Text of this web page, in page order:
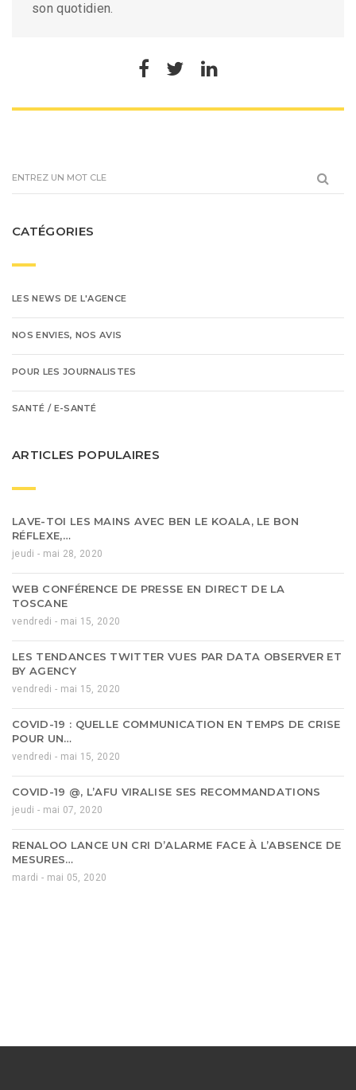
son quotidien.
CATÉGORIES
LES NEWS DE L'AGENCE
NOS ENVIES, NOS AVIS
POUR LES JOURNALISTES
SANTÉ / E-SANTÉ
ARTICLES POPULAIRES
LAVE-TOI LES MAINS AVEC BEN LE KOALA, LE BON
RÉFLEXE,…
jeudi - mai 28, 2020
WEB CONFÉRENCE DE PRESSE EN DIRECT DE LA
TOSCANE
vendredi - mai 15, 2020
LES TENDANCES TWITTER VUES PAR DATA OBSERVER ET
BY AGENCY
vendredi - mai 15, 2020
COVID-19 : QUELLE COMMUNICATION EN TEMPS DE CRISE
POUR UN…
vendredi - mai 15, 2020
COVID-19 @, L’AFU VIRALISE SES RECOMMANDATIONS
jeudi - mai 07, 2020
RENALOO LANCE UN CRI D’ALARME FACE À L’ABSENCE DE
MESURES…
mardi - mai 05, 2020